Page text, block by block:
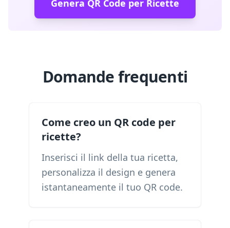
Genera QR Code per Ricette
Domande frequenti
Come creo un QR code per
ricette?
Inserisci il link della tua ricetta,
personalizza il design e genera
istantaneamente il tuo QR code.